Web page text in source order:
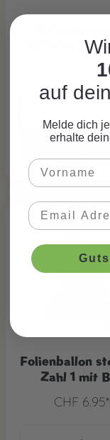
Birthday
CHF 7.95*
Folienballon
Zahl 1 mit
CHF 6.95*
auf
Melde dich
erhalte